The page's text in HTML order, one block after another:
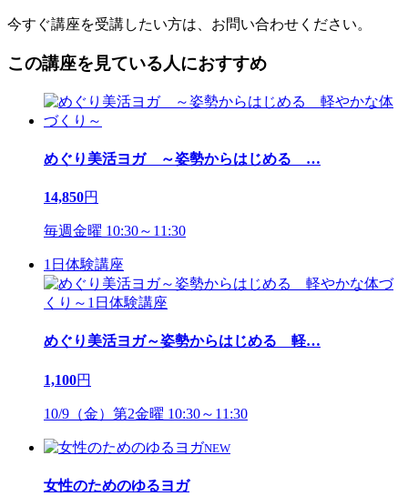
今すぐ講座を受講したい方は、お問い合わせください。
この講座を見ている人におすすめ
めぐり美活ヨガ ～姿勢からはじめる …
14,850円
毎週金曜 10:30～11:30
1日体験講座
めぐり美活ヨガ～姿勢からはじめる 軽…
1,100円
10/9（金）第2金曜 10:30～11:30
NEW
女性のためのゆるヨガ